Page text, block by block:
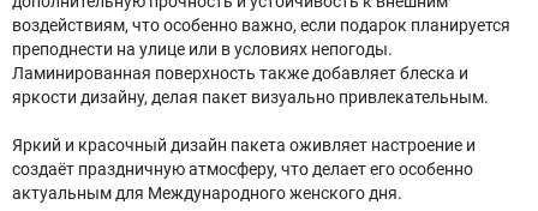
воздействиям, что особенно важно, если подарок планируется
преподнести на улице или в условиях непогоды.
Ламинированная поверхность также добавляет блеска и
яркости дизайну, делая пакет визуально привлекательным.
Яркий и красочный дизайн пакета оживляет настроение и
создаёт праздничную атмосферу, что делает его особенно
актуальным для Международного женского дня.